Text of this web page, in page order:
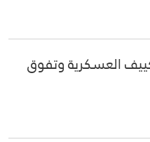
العسكرية وتفوق